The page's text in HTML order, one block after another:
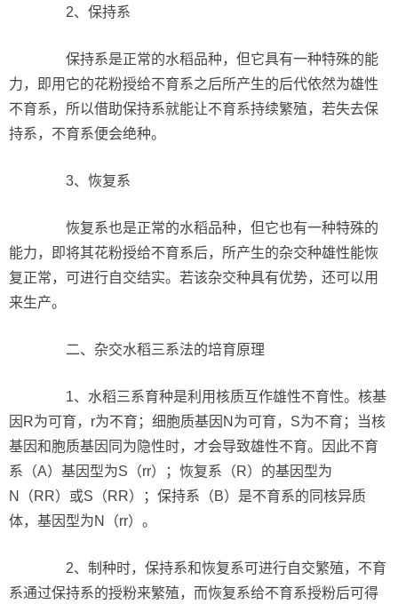
2、保持系
保持系是正常的水稻品种，但它具有一种特殊的能
力，即用它的花粉授给不育系之后所产生的后代依然为雄性
不育系，所以借助保持系就能让不育系持续繁殖，若失去保
持系，不育系便会绝种。
3、恢复系
恢复系也是正常的水稻品种，但它也有一种特殊的
能力，即将其花粉授给不育系后，所产生的杂交种雄性能恢
复正常，可进行自交结实。若该杂交种具有优势，还可以用
来生产。
二、杂交水稻三系法的培育原理
1、水稻三系育种是利用核质互作雄性不育性。核基
因R为可育，r为不育；细胞质基因N为可育，S为不育；当核
基因和胞质基因同为隐性时，才会导致雄性不育。因此不育
系（A）基因型为S（rr）；恢复系（R）的基因型为
N（RR）或S（RR）；保持系（B）是不育系的同核异质
体，基因型为N（rr）。
2、制种时，保持系和恢复系可进行自交繁殖，不育
系通过保持系的授粉来繁殖，而恢复系给不育系授粉后可得